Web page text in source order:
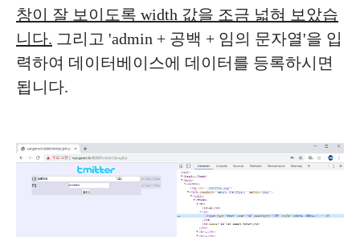
창이 잘 보이도록 width 값을 조금 넓혀 보았습
니다. 그리고 'admin + 공백 + 임의 문자열'을 입
력하여 데이터베이스에 데이터를 등록하시면
됩니다.